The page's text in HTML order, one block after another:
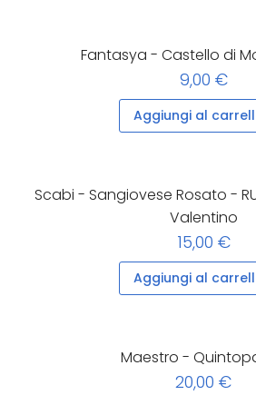
Fantasya - Castello di
9,00 €
Aggiungi al
Scabi - Sangiovese Rosato -
Valentino
15,00 €
Aggiungi al
Maestro -
20,00 €